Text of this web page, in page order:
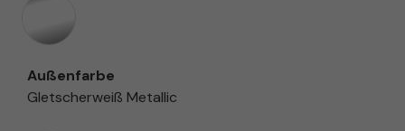
Außenfarbe
Gletscherweiß Metallic